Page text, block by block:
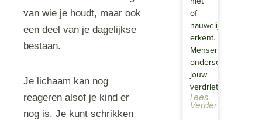
van wie je houdt, maar ook
een deel van je dagelijkse
bestaan.
Je lichaam kan nog
reageren alsof je kind er
nog is. Je kunt schrikken
of
nauwelijks
erkent.
Mensen
onderschatten
jouw
verdriet….
Lees
Verder